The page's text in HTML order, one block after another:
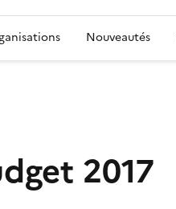
Nouveautés
2017